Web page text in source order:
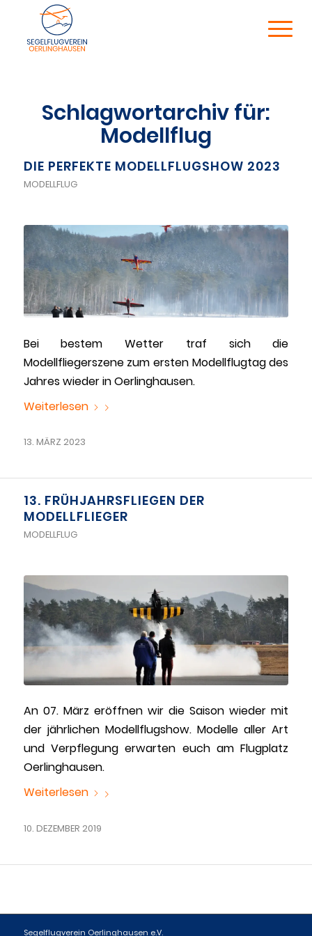
Schlagwortarchiv für:
Modellflug
DIE PERFEKTE MODELLFLUGSHOW 2023
MODELLFLUG
Bei bestem Wetter traf sich die
Modellfliegerszene zum ersten Modellflugtag des
Jahres wieder in Oerlinghausen.
Weiterlesen
13. MÄRZ 2023
13. FRÜHJAHRSFLIEGEN DER
MODELLFLIEGER
MODELLFLUG
An 07. März eröffnen wir die Saison wieder mit
der jährlichen Modellflugshow. Modelle aller Art
und Verpflegung erwarten euch am Flugplatz
Oerlinghausen.
Weiterlesen
10. DEZEMBER 2019
Segelflugverein Oerlinghausen e.V.